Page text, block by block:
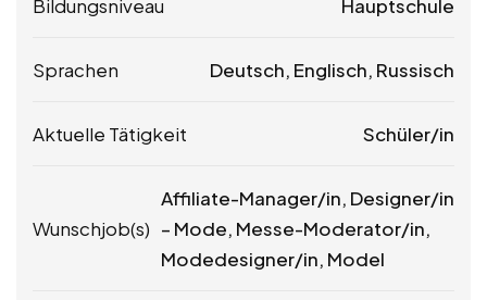
Bildungsniveau Hauptschule
Sprachen Deutsch, Englisch, Russisch
Aktuelle Tätigkeit Schüler/in
Wunschjob(s)
Affiliate-Manager/in, Designer/in
– Mode, Messe-Moderator/in,
Modedesigner/in, Model